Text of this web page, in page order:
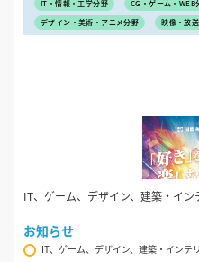
IT・情報・工学分野 CG・ゲーム・WEB
デザイン・美術・アニメ分野
映像・放
IT、ゲーム、デザイン、建築・イン
お知らせ
IT、ゲーム、デザイン、建築・インテ